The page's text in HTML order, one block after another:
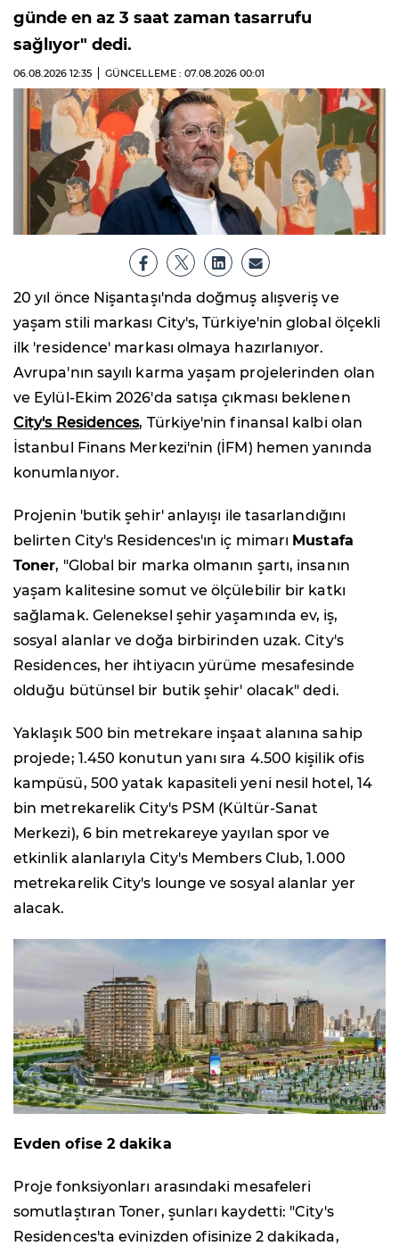
günde en az 3 saat zaman tasarrufu
sağlıyor" dedi.
06.08.2026 12:35 GÜNCELLEME : 07.08.2026 00:01
20 yıl önce Nişantaşı'nda doğmuş alışveriş ve
yaşam stili markası City's, Türkiye'nin global ölçekli
ilk 'residence' markası olmaya hazırlanıyor.
Avrupa'nın sayılı karma yaşam projelerinden olan
ve Eylül-Ekim 2026'da satışa çıkması beklenen
City's Residences, Türkiye'nin finansal kalbi olan
İstanbul Finans Merkezi'nin (İFM) hemen yanında
konumlanıyor.
Projenin 'butik şehir' anlayışı ile tasarlandığını
belirten City's Residences'ın iç mimarı Mustafa
Toner, "Global bir marka olmanın şartı, insanın
yaşam kalitesine somut ve ölçülebilir bir katkı
sağlamak. Geleneksel şehir yaşamında ev, iş,
sosyal alanlar ve doğa birbirinden uzak. City's
Residences, her ihtiyacın yürüme mesafesinde
olduğu bütünsel bir butik şehir' olacak" dedi.
Yaklaşık 500 bin metrekare inşaat alanına sahip
projede; 1.450 konutun yanı sıra 4.500 kişilik ofis
kampüsü, 500 yatak kapasiteli yeni nesil hotel, 14
bin metrekarelik City's PSM (Kültür-Sanat
Merkezi), 6 bin metrekareye yayılan spor ve
etkinlik alanlarıyla City's Members Club, 1.000
metrekarelik City's lounge ve sosyal alanlar yer
alacak.
Evden ofise 2 dakika
Proje fonksiyonları arasındaki mesafeleri
somutlaştıran Toner, şunları kaydetti: "City's
Residences'ta evinizden ofisinize 2 dakikada,